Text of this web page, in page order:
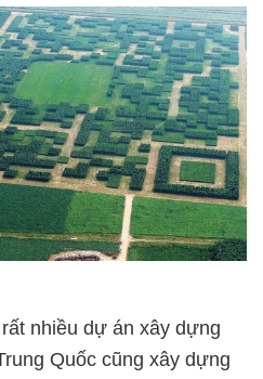
nhiều dự án xây dựng
Quốc cũng xây dựng